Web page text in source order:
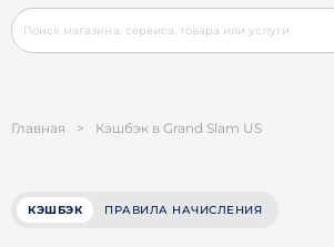
Главная > Кэшбэк в Grand Slam US
КЭШБЭК ПРАВИЛА НАЧИСЛЕНИЯ